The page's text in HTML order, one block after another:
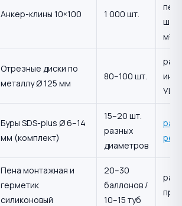
Анкер-клины 10×100 1 000 шт.
шаг
м²
Отрезные диски по
металлу Ø 125 мм
80–100 шт.
Буры SDS-plus Ø 6–14
мм (комплект)
15–20 шт.
разных
диаметров
Пена монтажная и
герметик
силиконовый
20–30
баллонов /
10–15 туб